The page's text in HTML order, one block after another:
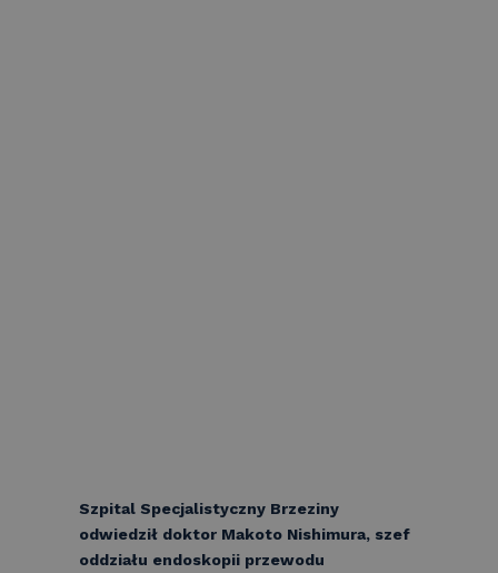
Szpital Specjalistyczny Brzeziny
odwiedził doktor Makoto Nishimura, szef
oddziału endoskopii przewodu